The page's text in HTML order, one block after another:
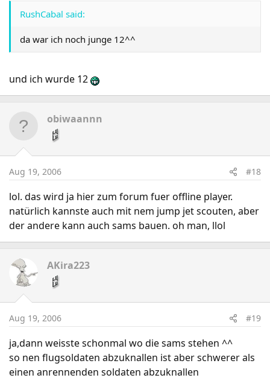
RushCabal said:
da war ich noch junge 12^^
und ich wurde 12
obiwaannn
Aug 19, 2006 #18
lol. das wird ja hier zum forum fuer offline player.
natürlich kannste auch mit nem jump jet scouten, aber
der andere kann auch sams bauen. oh man, llol
AKira223
Aug 19, 2006 #19
ja,dann weisste schonmal wo die sams stehen ^^
so nen flugsoldaten abzuknallen ist aber schwerer als
einen anrennenden soldaten abzuknallen